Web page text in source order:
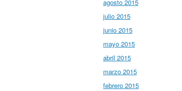
agosto 2015
julio 2015
junio 2015
mayo 2015
abril 2015
marzo 2015
febrero 2015